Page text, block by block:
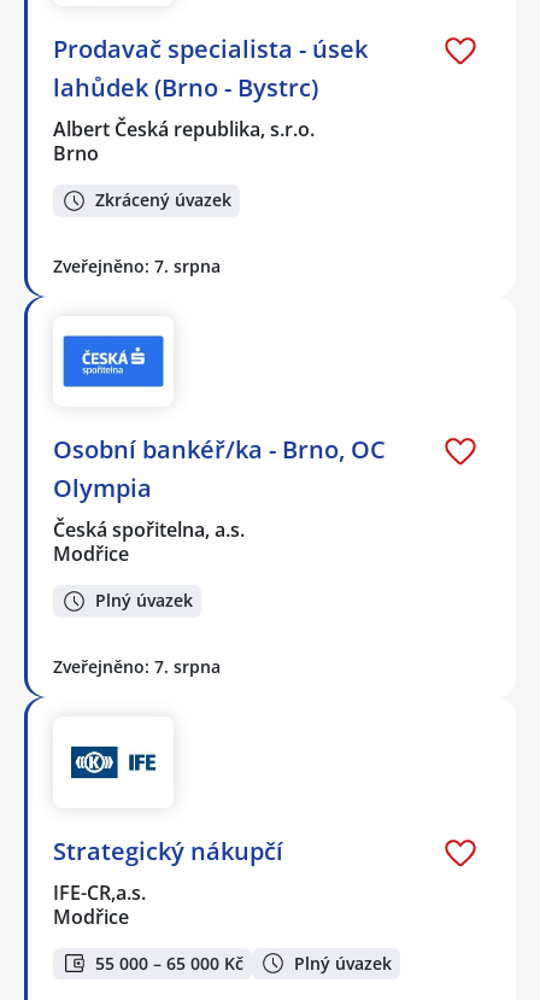
Prodavač specialista - úsek
lahůdek (Brno - Bystrc)
Albert Česká republika, s.r.o.
Brno
Zkrácený úvazek
Zveřejněno: 7. srpna
Osobní bankéř/ka - Brno, OC
Olympia
Česká spořitelna, a.s.
Modřice
Plný úvazek
Zveřejněno: 7. srpna
Strategický nákupčí
IFE-CR,a.s.
Modřice
55 000 – 65 000 Kč Plný úvazek